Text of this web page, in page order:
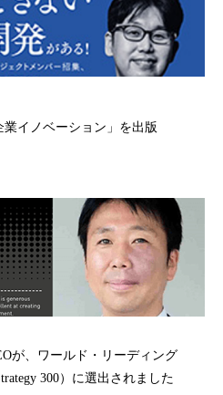
イノベーション」を出版
が、ワールド・リーディング
300）に選出されました